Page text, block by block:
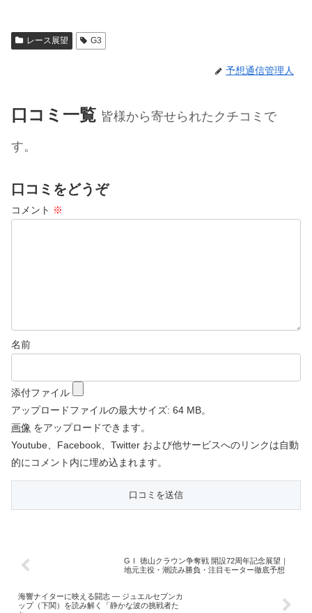
レース展望 G3
予想通信管理人
口コミ一覧 皆様から寄せられたクチコミで
す。
口コミをどうぞ
コメント ※
名前
添付ファイル
アップロードファイルの最大サイズ: 64 MB。
画像 をアップロードできます。
Youtube、Facebook、Twitter および他サービスへのリンクは自動
的にコメント内に埋め込まれます。
GⅠ 徳山クラウン争奪戦 開設72周年記念展望｜
地元主役・潮読み勝負・注目モーター徹底予想
海響ナイターに映える闘志 — ジュエルセブンカ
ップ（下関）を読み解く「静かな波の挑戦者た